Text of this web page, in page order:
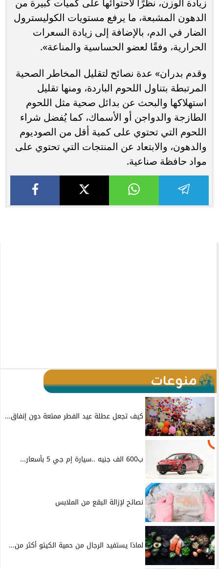
زيادة الوزن، نظرًا لاحتوائها على كميات كبيرة من
الدهون المشبعة، ما يرفع مستويات الكوليسترول
الضار في الدم، بالإضافة إلى زيادة السعرات
الحرارية، وفقًا لعضو الحساسية والمناعة».
وقدم بدران» عدة نصائح لتقليل المخاطر الصحية
المرتبطة بتناول اللحوم الباردة، ومنها تقليل
استهلاكها والبحث عن بدائل صحية مثل اللحوم
الطازجة والدواجن أو الأسماك، كما يُفضل شراء
اللحوم التي تحتوي على كمية أقل من الصوديوم
والدهون، والابتعاد عن المنتجات التي تحتوي على
مواد حافظة صناعية.
منوعات
كيف تجعل عطلة عيد الفطر ممتعة دون إنفاق...
ب600 الف جنيه ..سيارة إم جي 5 بأسعار...
نصائح لإزالة البقع من الملابس
لماذا يستفيد الرجال من حمية الكيتو أكثر من...